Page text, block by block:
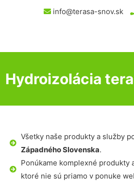
info@terasa-snov.sk
Hydroizolácia
Všetky naše produkty a služby
Západného Slovenska.
Ponúkame komplexné produkty
ktoré nie sú priamo v ponuke